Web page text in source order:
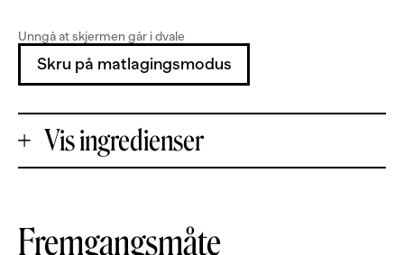
Unngå at skjermen går i dvale
Skru på matlagingsmodus
Vis ingredienser
Porsjoner
Fremgangsmåte